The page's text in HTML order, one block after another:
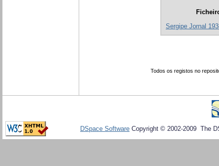
Sergipe Jornal
Todos os registos no
DSpace Software Copyright © 2002-2009 The